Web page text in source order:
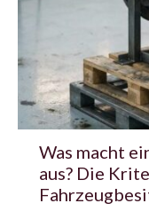
Was macht
aus? Die